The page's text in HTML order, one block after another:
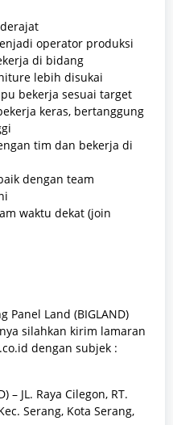
operator produksi
di bidang
lebih disukai
bekerja sesuai target
keras, bertanggung
tim dan bekerja di
dengan team
waktu dekat (join
Panel Land (BIGLAND)
silahkan kirim lamaran
dengan subjek :
– JL. Raya Cilegon, RT.
Serang, Kota Serang,